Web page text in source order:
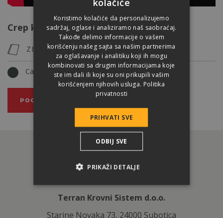
Crep koja se koristi za pokrivanje zgrade
ZENIT MAX
Carbon
POGLEDAJTE PROIZVOD
Terran Krovni Sistem d.o.o.
Starine Novaka 73, 24000 Subotica
Koristimo kolačiće da personalizujemo
sadržaj, oglase i analiziramo naš saobraćaj.
Takođe delimo informacije o vašem
korišćenju našeg sajta sa našim partnerima
za oglašavanje i analitiku koji ih mogu
kombinovati sa drugim informacijama koje
ste im dali ili koje su oni prikupili vašim
korišćenjem njihovih usluga. Politika
privatnosti
PRIHVATI SVE
ODBIJ SVE
PRIKAŽI DETALJE